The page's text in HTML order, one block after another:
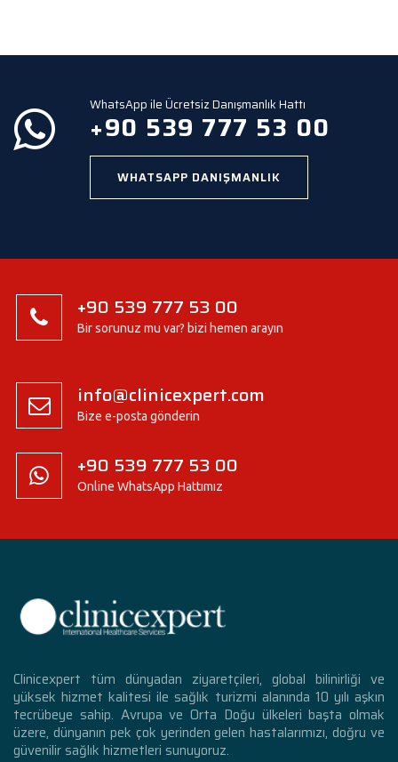
p
WhatsApp ile Ücretsiz Danışmanlık Hattı
+90 539 777 53 00
WHATSAPP DANIŞMANLIK
+90 539 777 53 00
Bir sorunuz mu var? bizi hemen arayın
info@clinicexpert.com
Bize e-posta gönderin
+90 539 777 53 00
Online WhatsApp Hattımız
Clinicexpert tüm dünyadan ziyaretçileri, global bilinirliği ve
yüksek hizmet kalitesi ile sağlık turizmi alanında 10 yılı aşkın
tecrübeye sahip. Avrupa ve Orta Doğu ülkeleri başta olmak
üzere, dünyanın pek çok yerinden gelen hastalarımızı, doğru ve
güvenilir sağlık hizmetleri sunuyoruz.